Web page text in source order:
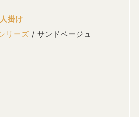
掛け
リーズ / サンドベージュ